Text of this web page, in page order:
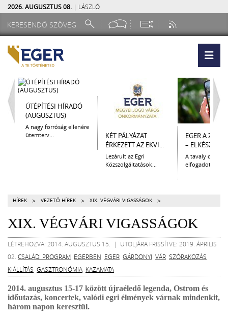
2026. AUGUSZTUS 08. | LÁSZLÓ
ÚTÉPÍTÉSI HÍRADÓ
(AUGUSZTUS)
A nagy forróság ellenére
ütemterv...
KÉT PÁLYÁZAT
ÉRKEZETT AZ EKVI...
Lezárult az Egri
Közszolgáltatások...
EGER A
– ELKÉSZÜLT
A tavaly
elfogadott
HÍREK > VEZETŐ HÍREK > XIX. VÉGVÁRI VIGASSÁGOK >
XIX. VÉGVÁRI VIGASSÁGOK
LÉTREHOZVA: 2014. AUGUSZTUS 15. | UTOLJÁRA FRISSÍTVE: 2019. ÁPRILIS
02. CSALÁDI PROGRAM EGERBEN EGER GÁRDONYI VÁR SZÓRAKOZÁS
KIÁLLÍTÁS GASZTRONÓMIA KAZAMATA
2014. augusztus 15-17 között újraéledő legenda, Ostrom és
időutazás, koncertek, valódi egri élmények várnak mindenkit,
három napon keresztül.